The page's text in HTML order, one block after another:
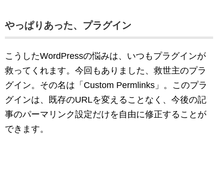
やっぱりあった、プラグイン
こうしたWordPressの悩みは、いつもプラグインが
救ってくれます。今回もありました、救世主のプラ
グイン。その名は「Custom Permlinks」。このプラ
グインは、既存のURLを変えることなく、今後の記
事のパーマリンク設定だけを自由に修正することが
できます。